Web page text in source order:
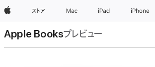
Appleストア Mac iPad iPhone
Apple Booksプレビュー